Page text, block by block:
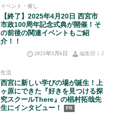
イベント・催し
【終了】2025年4月20日 西宮市
市政100周年記念式典が開催！そ
の前後の関連イベントもご紹
介！！
2025年3月6日 編集部｜J
生活
西宮に新しい学びの場が誕生！上
ヶ原にできた『好きを見つける探
究スクールThere』の椙村拓哉先
生にインタビュー！
PR